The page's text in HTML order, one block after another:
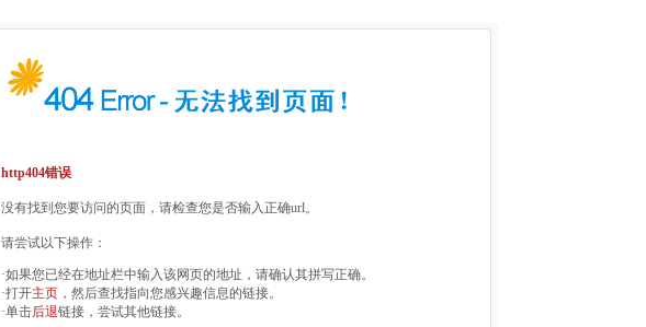
http404错误
没有找到您要访问的页面，请检查您是否输入正确url。
请尝试以下操作：
·如果您已经在地址栏中输入该网页的地址，请确认其拼写正确。
·打开主页 ，然后查找指向您感兴趣信息的链接。
·单击后退链接，尝试其他链接。